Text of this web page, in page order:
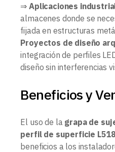
⇒ Aplicaciones
almacenes donde se
fijada en estructuras
Proyectos de diseño
integración de perfiles
diseño sin interferencias
Beneficios y
El uso de la grapa de
perfil de superficie L518
beneficios a los